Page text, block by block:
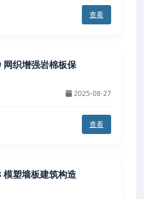
查看
网织增强岩棉板保
2025-08-27
查看
模塑墙板建筑构造